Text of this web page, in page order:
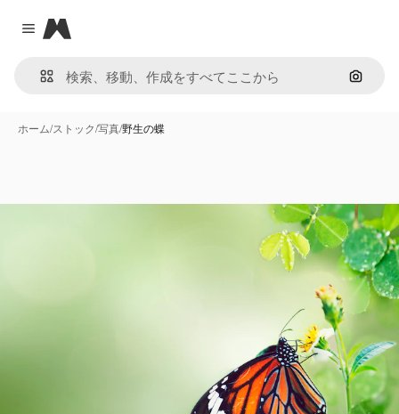
Close menu
Magnific
画像で
ホーム/ストック/写真/野生の蝶